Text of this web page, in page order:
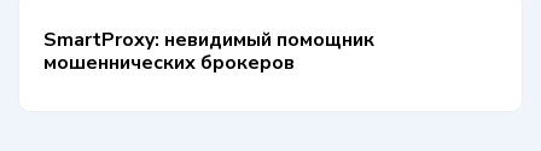
SmartProxy: невидимый помощник
мошеннических брокеров